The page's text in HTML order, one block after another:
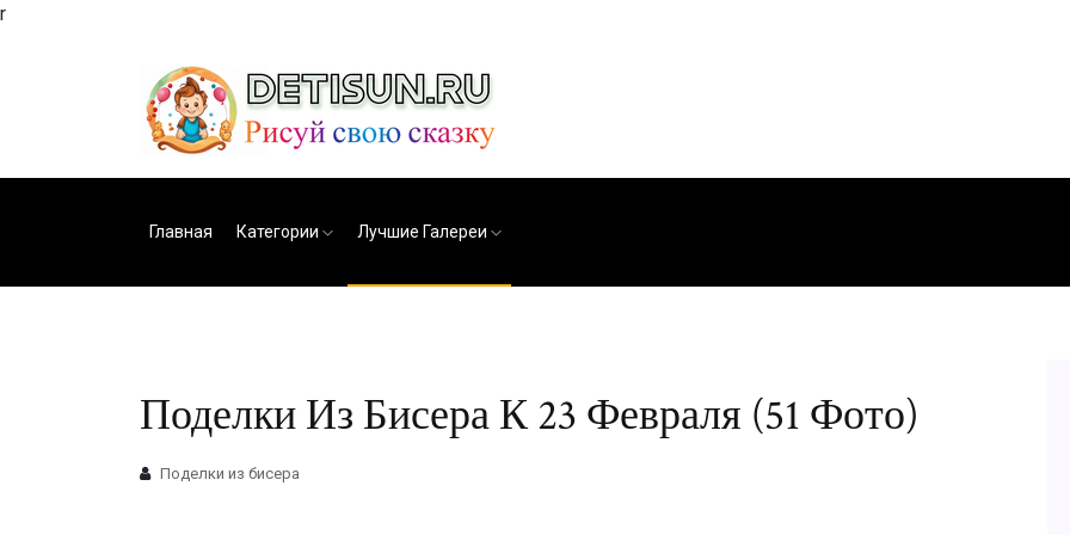
r
Главная Категории Лучшие Галереи
Поделки Из Бисера К 23 Февраля (51 Фото)
Поделки из бисера